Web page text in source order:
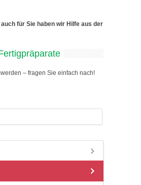
für Sie haben wir Hilfe aus der
– fragen Sie einfach nach!